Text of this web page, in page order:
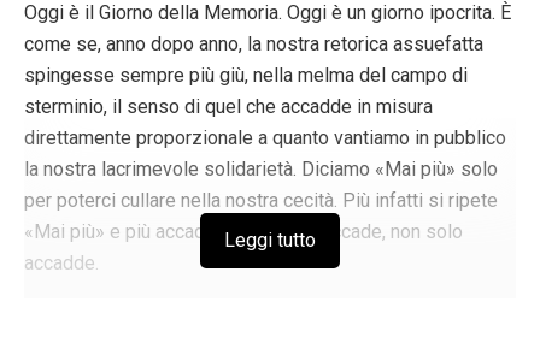
Oggi è il Giorno della Memoria. Oggi è un giorno ipocrita. È
come se, anno dopo anno, la nostra retorica assuefatta
spingesse sempre più giù, nella melma del campo di
sterminio, il senso di quel che accadde in misura
direttamente proporzionale a quanto vantiamo in pubblico
la nostra lacrimevole solidarietà. Diciamo «Mai più» solo
per poterci cullare nella nostra cecità. Più infatti si ripete
«Mai più» e più accade di nuovo. Sì accade, non solo
accadde.
Leggi tutto